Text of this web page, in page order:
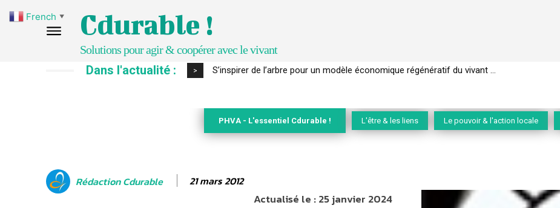
Cdurable !
Solutions pour agir & coopérer avec le vivant
Dans l'actualité : > IPBES : le « GIEC de la biodiversité » appelle les entreprises à devenir des alliées du vivant
PHVA - L'essentiel Cdurable ! L'être & les liens Le pouvoir & l'action locale
Rédaction Cdurable 21 mars 2012
Actualisé le :25 janvier 2024
French ▼